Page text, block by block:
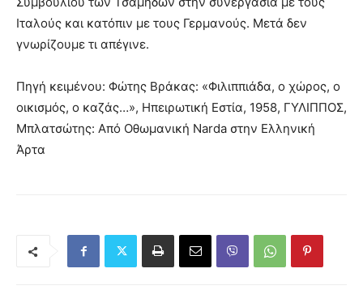
Ιταλούς και κατόπιν με τους Γερμανούς. Μετά δεν
γνωρίζουμε τι απέγινε.
Πηγή κειμένου: Φώτης Βράκας: «Φιλιππιάδα, ο χώρος, ο
οικισμός, ο καζάς…», Ηπειρωτική Εστία, 1958, ΓΥΛΙΠΠΟΣ,
Μπλατσώτης: Από Οθωμανική Narda στην Ελληνική
Άρτα